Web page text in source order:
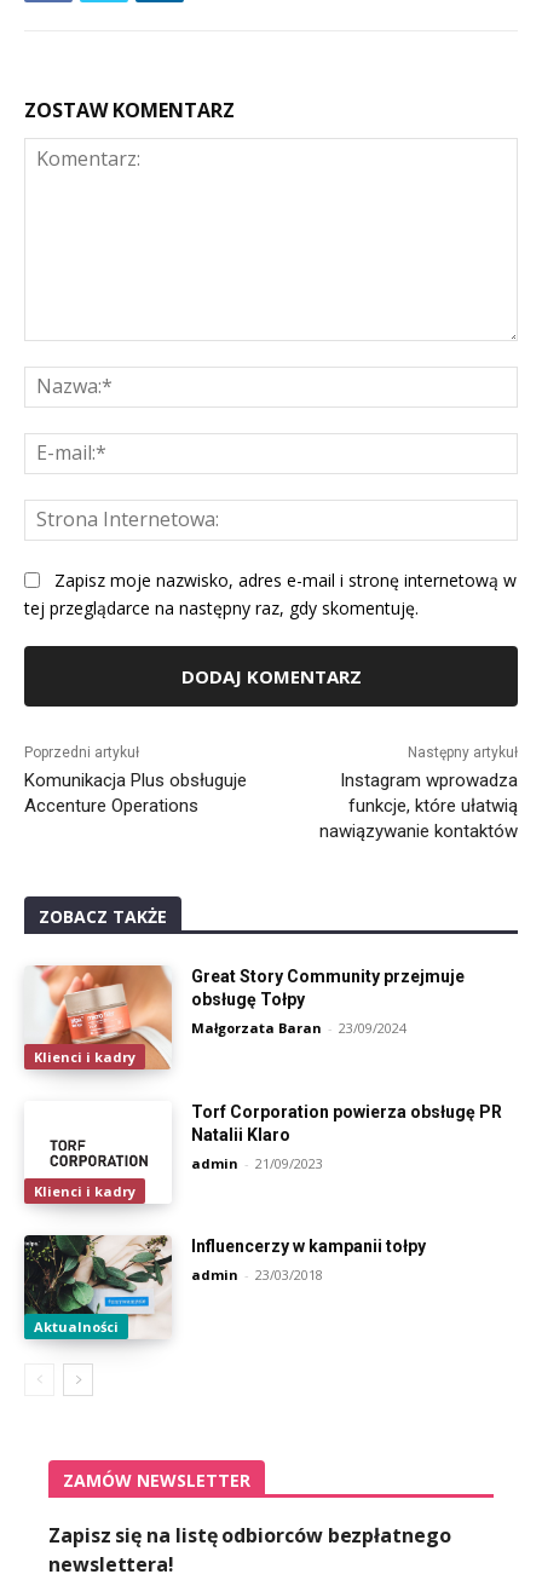
ZOSTAW KOMENTARZ
Zapisz moje nazwisko, adres e-mail i stronę internetową w
tej przeglądarce na następny raz, gdy skomentuję.
Poprzedni artykuł
Komunikacja Plus obsługuje
Accenture Operations
Następny artykuł
Instagram wprowadza
funkcje, które ułatwią
nawiązywanie kontaktów
ZOBACZ TAKŻE
Klienci i kadry
Great Story Community przejmuje
obsługę Tołpy
Małgorzata Baran - 23/09/2024
Klienci i kadry
Torf Corporation powierza obsługę PR
Natalii Klaro
admin - 21/09/2023
Aktualności
Influencerzy w kampanii tołpy
admin - 23/03/2018
ZAMÓW NEWSLETTER
Zapisz się na listę odbiorców bezpłatnego
newslettera!